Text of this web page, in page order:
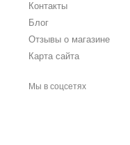
Контакты
Блог
Отзывы о магазине
Карта сайта
Мы в соцсетях